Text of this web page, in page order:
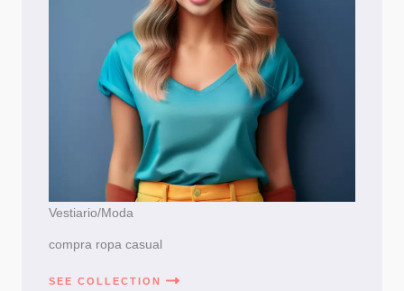
Vestiario/Moda
compra ropa casual
SEE COLLECTION